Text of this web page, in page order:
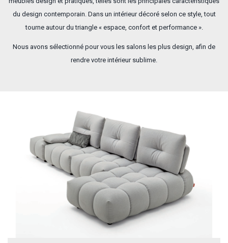
du design contemporain. Dans un intérieur décoré selon ce style, tout
tourne autour du triangle « espace, confort et performance ».
Nous avons sélectionné pour vous les salons les plus design, afin de
rendre votre intérieur sublime.